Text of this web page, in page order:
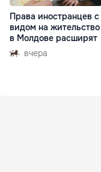
Права иностранцев с
видом на жительство
в Молдове расширят
вчера